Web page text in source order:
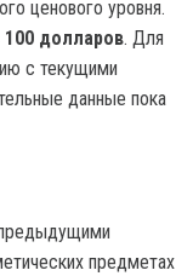
ценового уровня.
100 долларов. Для
с текущими
данные пока
предметах